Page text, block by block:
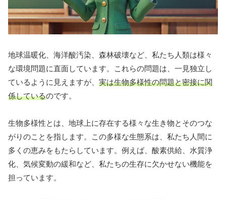
地球温暖化、海洋酸汚染、森林破壊など、私たち人類は様々
な環境問題に直面しています。これらの問題は、一見独立し
ているように見えますが、 実は生物多様性の問題と密接に関
係しているのです。
生物多様性とは、地球上に存在する様々な生き物とそのつな
がりのことを指します。この多様な生態系は、私たち人間に
多くの恵みをもたらしています。例えば、酸素供給、水質浄
化、気候変動の緩和など、私たちの生存に欠かせない機能を
担っています。